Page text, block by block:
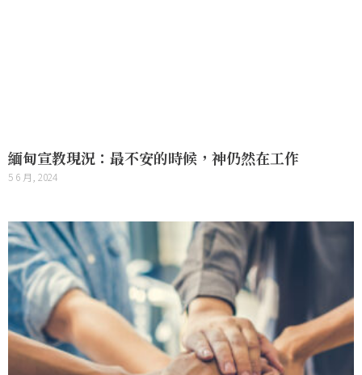
緬甸宣教現況：最不安的時候，神仍然在工作
5 6 月, 2024